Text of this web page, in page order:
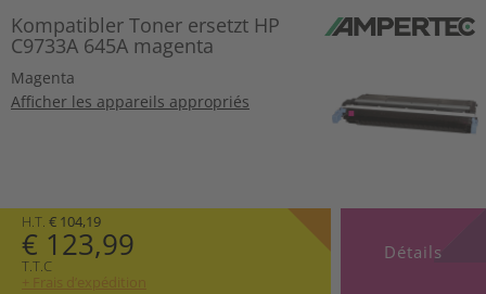
Kompatibler Toner ersetzt HP
C9733A 645A magenta
Magenta
Afficher les appareils appropriés
H.T. € 104,19
€ 123,99
T.T.C
+ Frais d’expédition
Détails